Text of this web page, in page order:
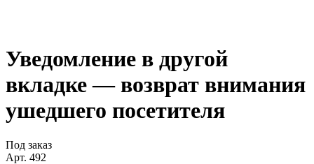
Уведомление в другой
вкладке — возврат внимания
ушедшего посетителя
Под заказ
Арт. 492